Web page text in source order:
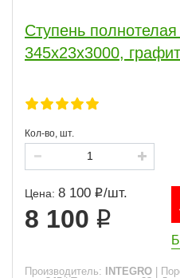
Ступень
345х23х3000, графит
Кол-во, шт.
Цена: 8 100 /шт.
8 100
Производитель: INTEGRO